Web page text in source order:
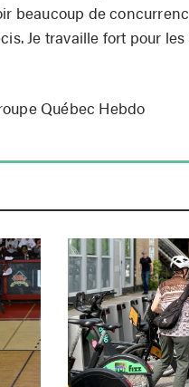
beaucoup de
Je travaille fort pour
Québec Hebdo